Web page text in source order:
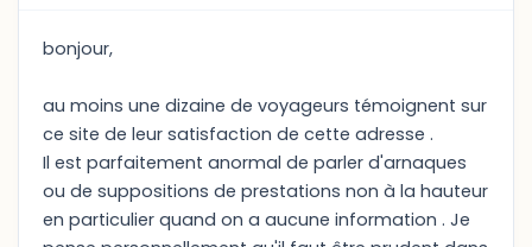
bonjour,
au moins une dizaine de voyageurs témoignent sur
ce site de leur satisfaction de cette adresse .
Il est parfaitement anormal de parler d'arnaques
ou de suppositions de prestations non à la hauteur
en particulier quand on a aucune information . Je